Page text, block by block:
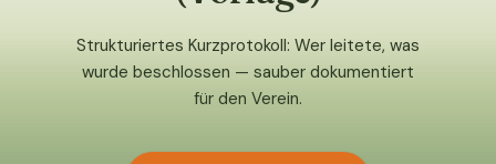
Strukturiertes Kurzprotokoll: Wer leitete, was
wurde beschlossen — sauber dokumentiert
für den Verein.